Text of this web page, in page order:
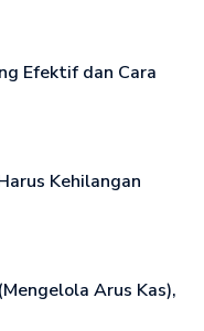
Efektif dan Cara
Kehilangan
Arus Kas),